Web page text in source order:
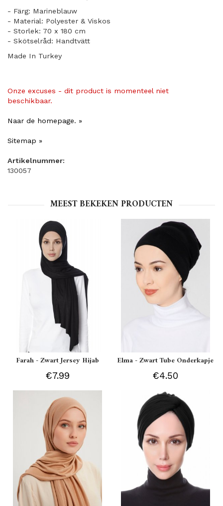
- Färg: Marineblauw
- Material: Polyester & Viskos
- Storlek: 70 x 180 cm
- Skötselråd: Handtvätt
Made In Turkey
Onze excuses - dit product is momenteel niet
beschikbaar.
Naar de homepage. »
Sitemap »
Artikelnummer:
130057
MEEST BEKEKEN PRODUCTEN
Farah - Zwart Jersey Hijab
€7.99
Elma - Zwart Tube Onderkapje
€4.50